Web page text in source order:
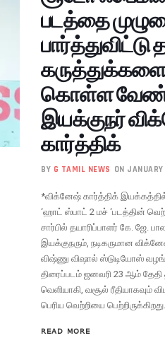
படத்தை
கருத்துக்களை
கொள்ள
இயக்குநர்
கார்த்திக்
BY G TAMIL NEWS ON
*விக்னேஷ் கார்த்திக்
‘ஹாட் ஸ்பாட் 2 மச் ‘படத்தின்
சார்பில் தயாரிப்பாளர் கே. ஜே.
இயக்குநரும், நடிகருமான
விஷ்ணு விஷால் ஸ்டுடியோஸ்
திரைப்படம் ஜனவரி 23 ஆம் தேதி
வெளியாகி, வசூல் ரீதியாகவும்
பெரிய வெற்றியை
READ MORE